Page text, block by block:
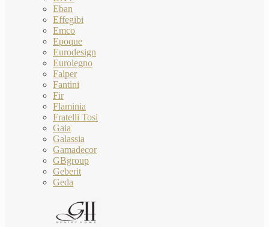
Eban
Effegibi
Emco
Epoque
Eurodesign
Eurolegno
Falper
Fantini
Fir
Flaminia
Fratelli Tosi
Gaia
Galassia
Gamadecor
GBgroup
Geberit
Geda